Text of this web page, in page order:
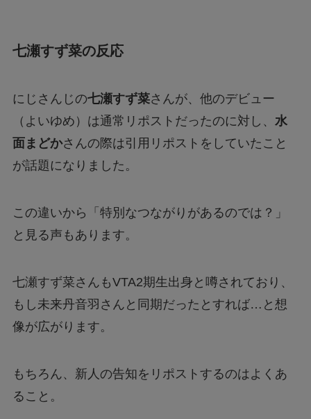
七瀬すず菜の反応
にじさんじの七瀬すず菜さんが、他のデビュー
（よいゆめ）は通常リポストだったのに対し、 水
面まどかさんの際は引用リポストをしていたこと
が話題になりました。
この違いから「特別なつながりがあるのでは？」
と見る声もあります。
七瀬すず菜さんもVTA2期生出身と噂されており、
もし未来丹音羽さんと同期だったとすれば…と想
像が広がります。
もちろん、新人の告知をリポストするのはよくあ
ること。